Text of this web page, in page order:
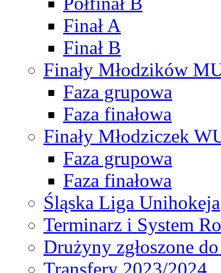
Finał A
Finał B
Finały Młodzików
Faza grupowa
Faza finałowa
Finały Młodziczek
Faza grupowa
Faza finałowa
Śląska Liga Unihokeja
Terminarz i System
Drużyny zgłoszone
Transfery 2023/2024